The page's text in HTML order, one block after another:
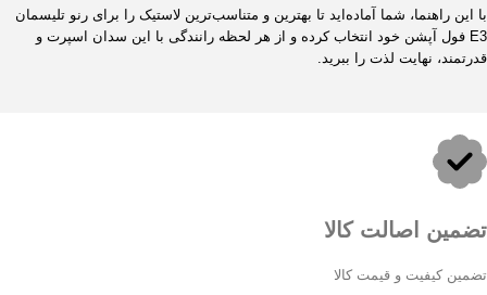
با این راهنما، شما آماده‌اید تا بهترین و متناسب‌ترین لاستیک را برای رنو تلیسمان
E3 فول آپشن خود انتخاب کرده و از هر لحظه رانندگی با این سدان اسپرت و
قدرتمند، نهایت لذت را ببرید.
تضمین اصالت کالا
تضمین کیفیت و قیمت کالا